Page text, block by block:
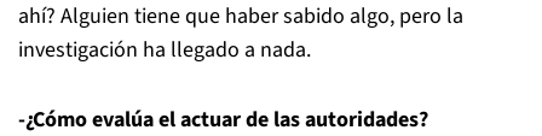
ahí? Alguien tiene que haber sabido algo, pero la
investigación ha llegado a nada.
-¿Cómo evalúa el actuar de las autoridades?